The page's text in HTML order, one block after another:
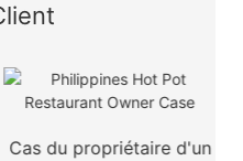
Cas du propriétaire d'un